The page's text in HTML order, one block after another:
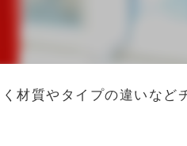
材質やタイプの違いなど